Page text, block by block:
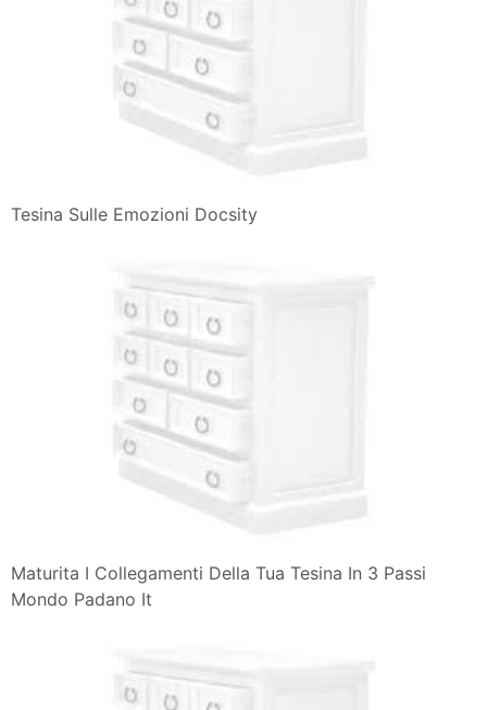
Tesina Sulle Emozioni Docsity
Maturita I Collegamenti Della Tua Tesina In 3 Passi
Mondo Padano It